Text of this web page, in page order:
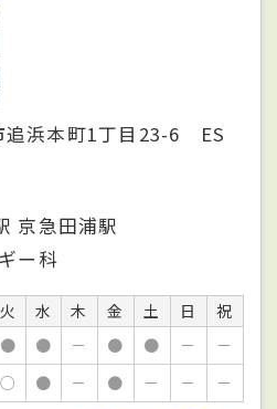
追浜本町1丁目23-6 ES
京急田浦駅
ー科
火 水 木 金 土 日
祝
● ● － ● ● －
－
○ ● － ● － －
－